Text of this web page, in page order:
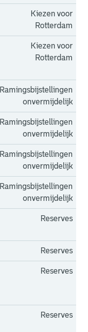
Kiezen voor
Rotterdam
Kiezen voor
Rotterdam
Ramingsbijstellingen
onvermijdelijk
Ramingsbijstellingen
onvermijdelijk
Ramingsbijstellingen
onvermijdelijk
Ramingsbijstellingen
onvermijdelijk
Reserves
Reserves
Reserves
Reserves